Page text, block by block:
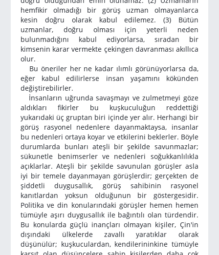
hemfikir olmadığı bir görüş uzman olmayanlarca
kesin doğru olarak kabul edilemez. (3) Bütün
uzmanlar, doğru olması için yeterli neden
bulunmadığını kabul ediyorlarsa, sıradan bir
kimsenin karar vermekte çekingen davranması akıllıca
olur.
Bu öneriler her ne kadar ılımlı görünüyorlarsa da,
eğer kabul edilirlerse insan yaşamını kökünden
değiştirebilirler.
İnsanların uğrunda savaşmayı ve zulmetmeyi göze
aldıkları fikirler bu kuşkuculuğun reddettiği
yukarıdaki üç gruptan biri içinde yer alır. Herhangi bir
görüş rasyonel nedenlere dayanmaktaysa, insanlar
bu nedenleri ortaya koyar ve etkilerini beklerler. Böyle
durumlarda bunları ateşli bir şekilde savunmazlar;
sükunetle benimserler ve nedenleri soğukkanlılıkla
açıklarlar. Ateşli bir şekilde savunulan görüşler asla
iyi bir temele dayanmayan görüşlerdir; gerçekten de
şiddetli duygusallık, görüş sahibinin rasyonel
kanıtlardan yoksun olduğunun bir göstergesidir.
Politika ve din konularındaki görüşler hemen hemen
tümüyle aşırı duygusallık ile bağıntılı olan türdendir.
Bu konularda güçlü inançları olmayan kişiler, Çin'in
dışındaki ülkelerde zavallı yaratıklar olarak
düşünülür; kuşkuculardan, kendilerininkine tümüyle